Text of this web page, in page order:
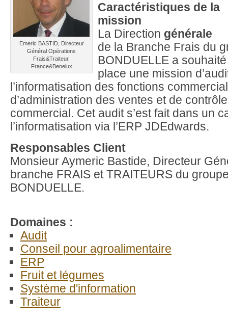
Emeric BASTID, Directeur
Général Opérations
Frais&Traiteur,
France&Benelux
Caractéristiques de la
mission
La Direction générale
de la Branche Frais du
BONDUELLE a
place une mission
l’informatisation des fonctions
d’administration des ventes et de
commercial. Cet audit s’est fait dans un
l’informatisation via l’ERP JDEdwards.
Responsables Client
Monsieur Aymeric Bastide, Directeur
branche FRAIS et TRAITEURS du
BONDUELLE.
Domaines :
Audit
Conseil pour agroalimentaire
ERP
Fruit et légumes
Système d'information
Traiteur